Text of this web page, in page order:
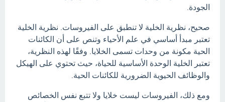
الجودة.
صحيح، نظرية الخلية لا تنطبق على الفيروسات. نظرية الخلية
تعتبر مبدأ أساسي في علم الأحياء وتنص على أن الكائنات
الحية مكونة من وحدات تسمى الخلايا. وفقًا لهذه النظرية،
تعتبر الخلية الوحدة الأساسية للحياة، حيث تحتوي على الهيكل
والوظائف الحيوية الضرورية للكائنات الحية.
ومع ذلك، الفيروسات ليست خلايا ولا تتبع نفس الخصائص